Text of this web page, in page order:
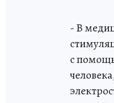
- В
с